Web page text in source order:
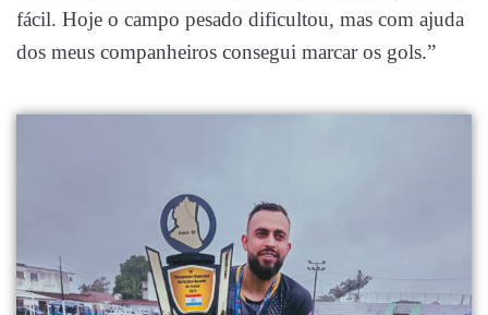
fácil. Hoje o campo pesado dificultou, mas com ajuda
dos meus companheiros consegui marcar os gols.”